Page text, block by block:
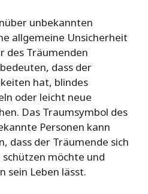
unbekannten
allgemeine Unsicherheit
des Träumenden
dass der
hat, blindes
oder leicht neue
Das Traumsymbol des
Personen kann
dass der Träumende sich
möchte und
sein Leben lässt.